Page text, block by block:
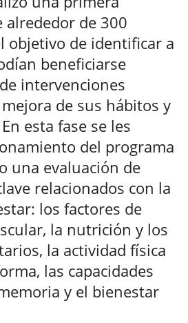
alrededor de 300
objetivo de identificar a
beneficiarse
intervenciones
de sus hábitos y
esta fase se les
del programa
una evaluación de
relacionados con la
los factores de
la nutrición y los
la actividad física
las capacidades
y el bienestar